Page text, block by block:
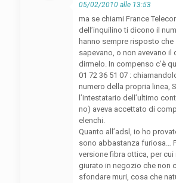
05/02/2010 alle 13:53
ma se chiami France
dell’inquilino ti dicono il
hanno sempre risposto che
sapevano, o non avevano il
dirmelo. In compenso c’è
01 72 36 51 07 :
numero della propria linea,
l’intestatario dell’ultimo
no) aveva accettato di
elenchi.
Quanto all’adsl, io ho
sono abbastanza furiosa…
versione fibra ottica, per cui
giurato in negozio che non
sfondare muri, cosa che